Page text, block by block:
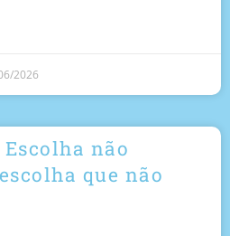
2026
não
que não